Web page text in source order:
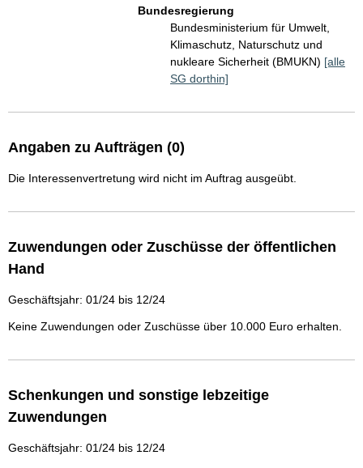
Bundesregierung
Bundesministerium für Umwelt,
Klimaschutz, Naturschutz und
nukleare Sicherheit (BMUKN) [alle
SG dorthin]
Angaben zu Aufträgen (0)
Die Interessenvertretung wird nicht im Auftrag ausgeübt.
Zuwendungen oder Zuschüsse der öffentlichen
Hand
Geschäftsjahr: 01/24 bis 12/24
Keine Zuwendungen oder Zuschüsse über 10.000 Euro erhalten.
Schenkungen und sonstige lebzeitige
Zuwendungen
Geschäftsjahr: 01/24 bis 12/24